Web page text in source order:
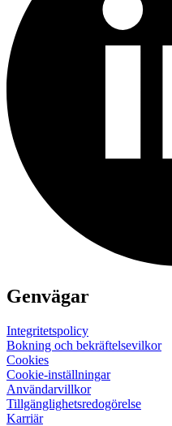
Genvägar
Integritetspolicy
Bokning och bekräftelsevilkor
Cookies
Cookie-inställningar
Användarvillkor
Tillgänglighets­redogörelse
Karriär